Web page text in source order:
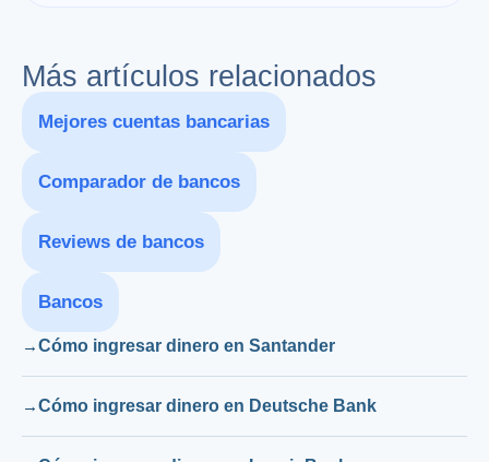
Más artículos relacionados
Mejores cuentas bancarias
Comparador de bancos
Reviews de bancos
Bancos
Cómo ingresar dinero en Santander
Cómo ingresar dinero en Deutsche Bank